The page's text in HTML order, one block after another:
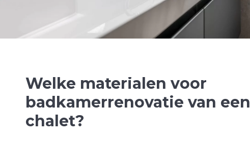
Welke materialen voor
badkamerrenovatie van een
chalet?